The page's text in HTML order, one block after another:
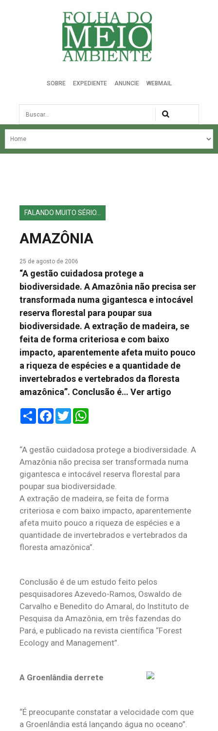
Folha do Meio Ambiente
SOBRE EXPEDIENTE ANUNCIE WEBMAIL
Busca
NOSSA HISTÓRIA
EDIÇÕES ANTERIORES
FALANDO MUITO SÉRIO...
AMAZÔNIA
25 de agosto de 2006
“A gestão cuidadosa protege a
biodiversidade. A Amazônia não precisa ser
transformada numa gigantesca e intocável
reserva florestal para poupar sua
biodiversidade. A extração de madeira, se
feita de forma criteriosa e com baixo
impacto, aparentemente afeta muito pouco
a riqueza de espécies e a quantidade de
invertebrados e vertebrados da floresta
amazônica”. Conclusão é… Ver artigo
ShareFacebook
Twitter
“A gestão cuidadosa protege a biodiversidade. A
Amazônia não precisa ser transformada numa
gigantesca e intocável reserva florestal para
poupar sua biodiversidade.
A extração de madeira, se feita de forma
criteriosa e com baixo impacto, aparentemente
afeta muito pouco a riqueza de espécies e a
quantidade de invertebrados e vertebrados da
floresta amazônica”.
Conclusão é de um estudo feito pelos
pesquisadores Azevedo-Ramos, Oswaldo de
Carvalho e Benedito do Amaral, do Instituto de
Pesquisa da Amazônia, em três fazendas do
Pará, e publicado na revista científica “Forest
Ecology and Management”.
A Groenlândia derrete
“É preocupante constatar a velocidade com que
a Groenlândia está lançando água no oceano”.